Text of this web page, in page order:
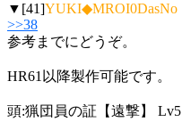
▼[41]YUKI◆MROI0DasNo
>>38
参考までにどうぞ。
HR61以降製作可能です。
頭:猟団員の証【遠撃】 Lv5